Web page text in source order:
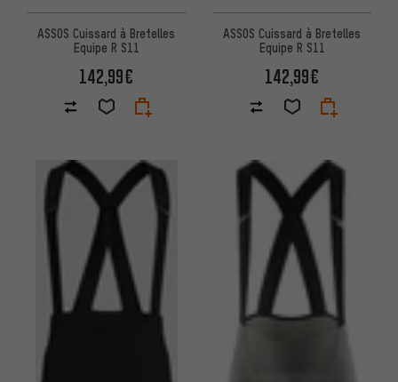
ASSOS Cuissard à Bretelles
Equipe R S11
142,99€
ASSOS Cuissard à Bretelles
Equipe R S11
142,99€